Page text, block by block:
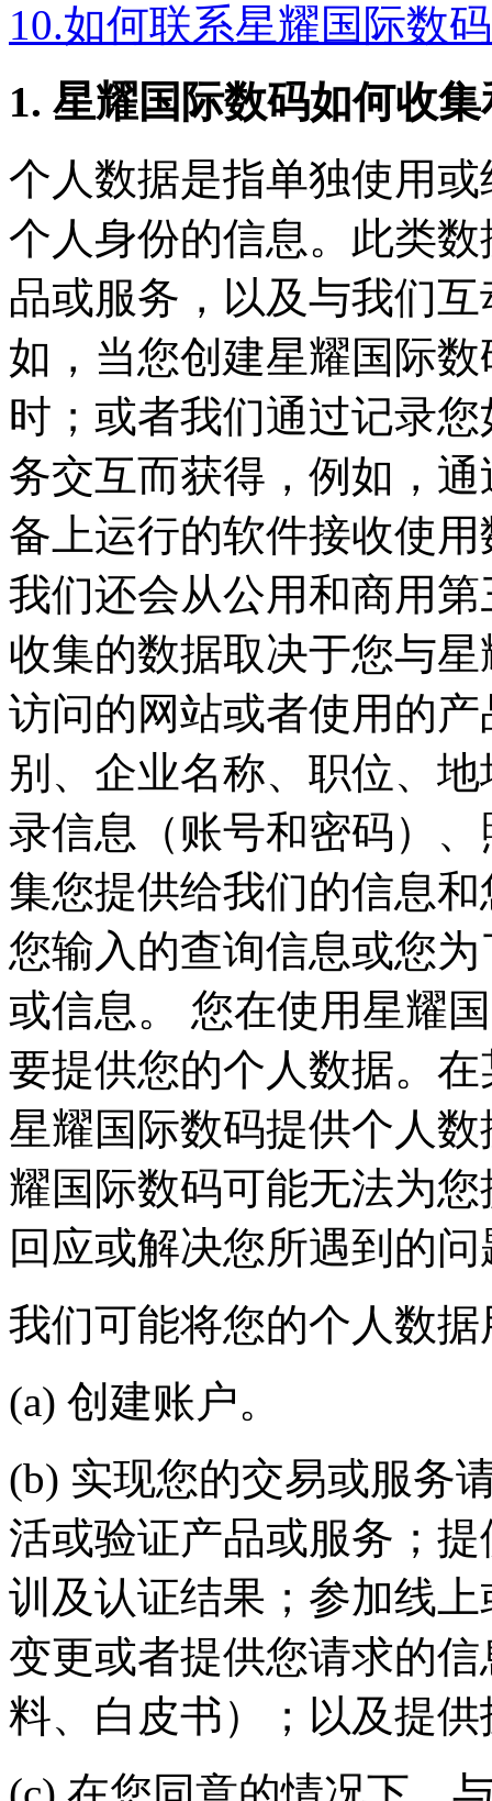
10.如何联系星耀国际数码
1. 星耀国际数码如何收
个人数据是指单独使用
个人身份的信息。此类数
品或服务，以及与我们
如，当您创建星耀国
时；或者我们通过记录您
务交互而获得，例如
备上运行的软件接收使用
我们还会从公用和商用
收集的数据取决于您与星
访问的网站或者使用的产品
别、企业名称、职位、
录信息（账号和密码）
集您提供给我们的信息和
您输入的查询信息或您
或信息。 您在使用星耀国
要提供您的个人数据。在
星耀国际数码提供个人数据
耀国际数码可能无法为您
回应或解决您所遇到的问
我们可能将您的个人数据
(a) 创建账户。
(b) 实现您的交易或服务请
活或验证产品或服务；
训及认证结果；参加线
变更或者提供您请求的
料、白皮书）；以及提